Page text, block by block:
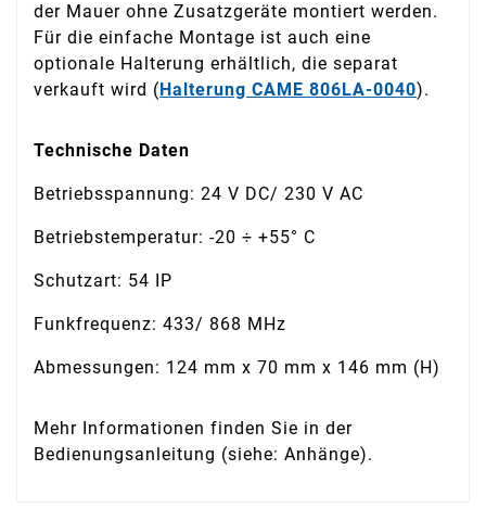
der Mauer ohne Zusatzgeräte montiert werden.
Für die einfache Montage ist auch eine
optionale Halterung erhältlich, die separat
verkauft wird ( Halterung CAME 806LA-0040).
Technische Daten
Betriebsspannung: 24 V DC/ 230 V AC
Betriebstemperatur: -20 ÷ +55° C
Schutzart: 54 IP
Funkfrequenz: 433/ 868 MHz
Abmessungen: 124 mm x 70 mm x 146 mm (H)
Mehr Informationen finden Sie in der
Bedienungsanleitung (siehe: Anhänge).